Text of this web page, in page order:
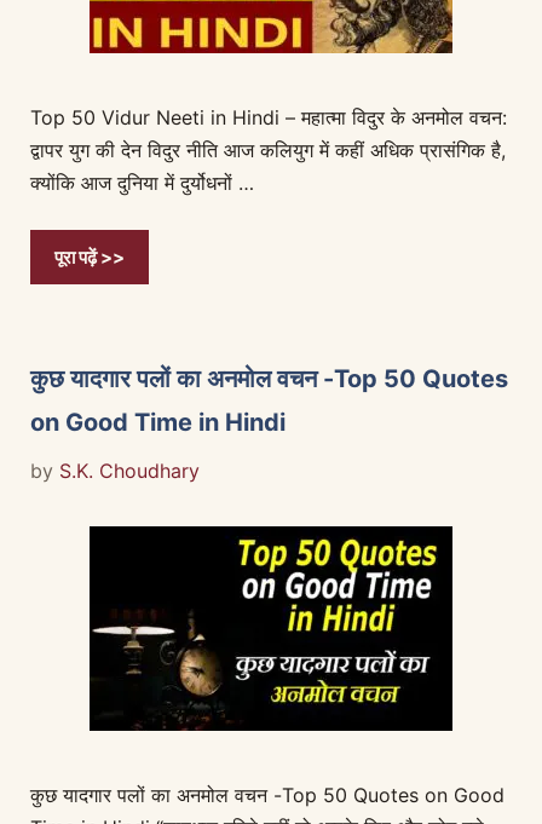
Top 50 Vidur Neeti in Hindi – महात्मा विदुर के अनमोल वचन:
द्वापर युग की देन विदुर नीति आज कलियुग में कहीं अधिक प्रासंगिक है,
क्योंकि आज दुनिया में दुर्योधनों …
पूरा पढ़ें >>
कुछ यादगार पलों का अनमोल वचन -Top 50 Quotes
on Good Time in Hindi
by S.K. Choudhary
कुछ यादगार पलों का अनमोल वचन -Top 50 Quotes on Good